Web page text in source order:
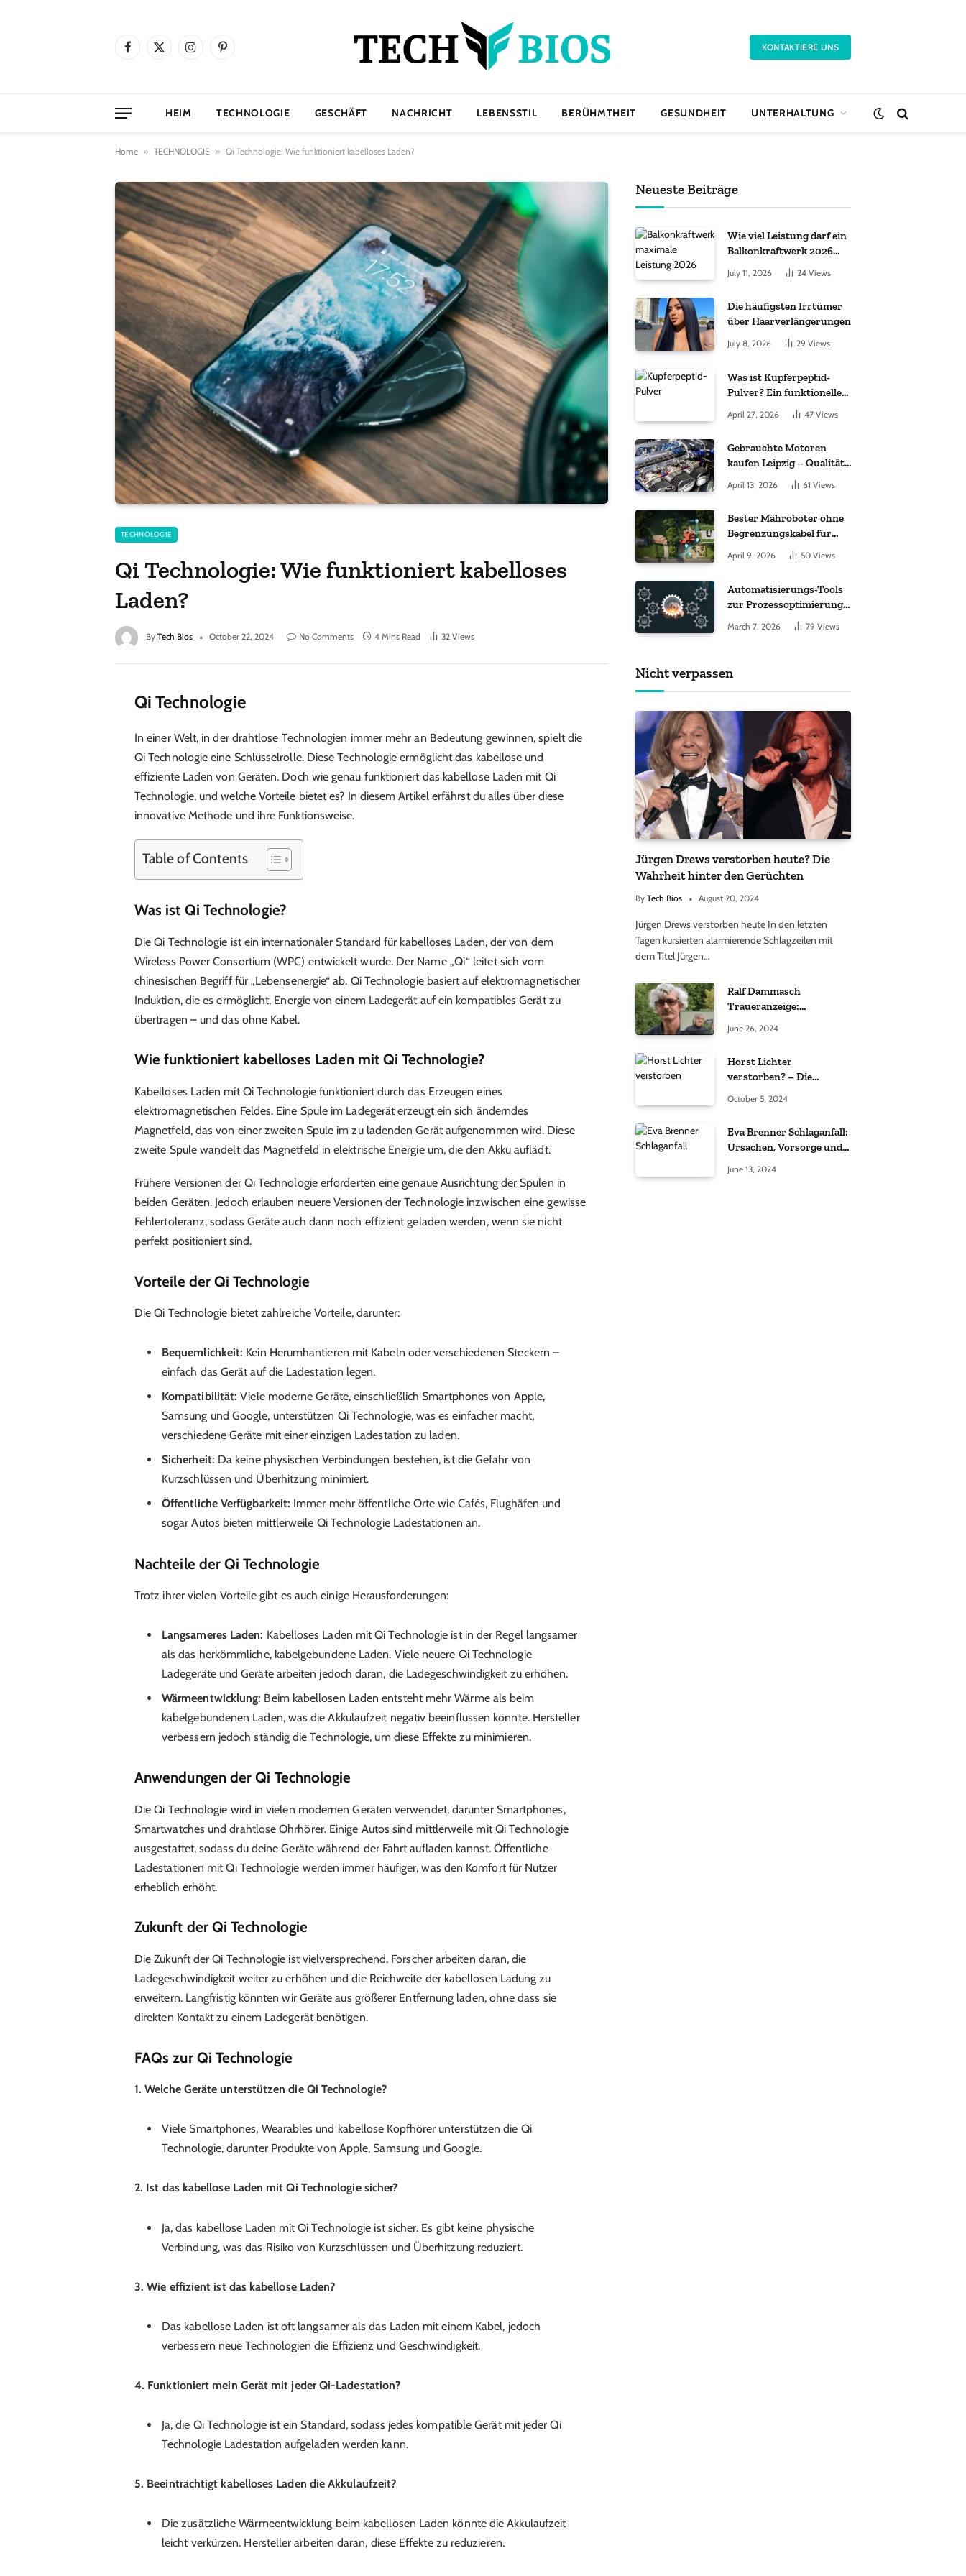
Facebook
X
InstagramPinterest KONTAKTIERE UNS
HEIM TECHNOLOGIE GESCHÄFT NACHRICHT LEBENSSTIL BERÜHMTHEIT GESUNDHEIT UNTERHALTUNG
Home » TECHNOLOGIE » Qi Technologie: Wie funktioniert kabelloses Laden?
TECHNOLOGIE
Qi Technologie: Wie funktioniert kabelloses
Laden?
By Tech Bios October 22, 2024 No Comments 4 Mins Read 32 Views
Qi Technologie
In einer Welt, in der drahtlose Technologien immer mehr an Bedeutung gewinnen, spielt die
Qi Technologie eine Schlüsselrolle. Diese Technologie ermöglicht das kabellose und
effiziente Laden von Geräten. Doch wie genau funktioniert das kabellose Laden mit Qi
Technologie, und welche Vorteile bietet es? In diesem Artikel erfährst du alles über diese
innovative Methode und ihre Funktionsweise.
Table of Contents
Was ist Qi Technologie?
Die Qi Technologie ist ein internationaler Standard für kabelloses Laden, der von dem
Wireless Power Consortium (WPC) entwickelt wurde. Der Name „Qi“ leitet sich vom
chinesischen Begriff für „Lebensenergie“ ab. Qi Technologie basiert auf elektromagnetischer
Induktion, die es ermöglicht, Energie von einem Ladegerät auf ein kompatibles Gerät zu
übertragen – und das ohne Kabel.
Wie funktioniert kabelloses Laden mit Qi Technologie?
Kabelloses Laden mit Qi Technologie funktioniert durch das Erzeugen eines
elektromagnetischen Feldes. Eine Spule im Ladegerät erzeugt ein sich änderndes
Magnetfeld, das von einer zweiten Spule im zu ladenden Gerät aufgenommen wird. Diese
zweite Spule wandelt das Magnetfeld in elektrische Energie um, die den Akku auflädt.
Frühere Versionen der Qi Technologie erforderten eine genaue Ausrichtung der Spulen in
beiden Geräten. Jedoch erlauben neuere Versionen der Technologie inzwischen eine gewisse
Fehlertoleranz, sodass Geräte auch dann noch effizient geladen werden, wenn sie nicht
perfekt positioniert sind.
Vorteile der Qi Technologie
Die Qi Technologie bietet zahlreiche Vorteile, darunter:
Bequemlichkeit: Kein Herumhantieren mit Kabeln oder verschiedenen Steckern –
einfach das Gerät auf die Ladestation legen.
Kompatibilität: Viele moderne Geräte, einschließlich Smartphones von Apple,
Samsung und Google, unterstützen Qi Technologie, was es einfacher macht,
verschiedene Geräte mit einer einzigen Ladestation zu laden.
Sicherheit: Da keine physischen Verbindungen bestehen, ist die Gefahr von
Kurzschlüssen und Überhitzung minimiert.
Öffentliche Verfügbarkeit: Immer mehr öffentliche Orte wie Cafés, Flughäfen und
sogar Autos bieten mittlerweile Qi Technologie Ladestationen an.
Nachteile der Qi Technologie
Trotz ihrer vielen Vorteile gibt es auch einige Herausforderungen:
Langsameres Laden: Kabelloses Laden mit Qi Technologie ist in der Regel langsamer
als das herkömmliche, kabelgebundene Laden. Viele neuere Qi Technologie
Ladegeräte und Geräte arbeiten jedoch daran, die Ladegeschwindigkeit zu erhöhen.
Wärmeentwicklung: Beim kabellosen Laden entsteht mehr Wärme als beim
kabelgebundenen Laden, was die Akkulaufzeit negativ beeinflussen könnte. Hersteller
verbessern jedoch ständig die Technologie, um diese Effekte zu minimieren.
Anwendungen der Qi Technologie
Die Qi Technologie wird in vielen modernen Geräten verwendet, darunter Smartphones,
Smartwatches und drahtlose Ohrhörer. Einige Autos sind mittlerweile mit Qi Technologie
ausgestattet, sodass du deine Geräte während der Fahrt aufladen kannst. Öffentliche
Ladestationen mit Qi Technologie werden immer häufiger, was den Komfort für Nutzer
erheblich erhöht.
Zukunft der Qi Technologie
Die Zukunft der Qi Technologie ist vielversprechend. Forscher arbeiten daran, die
Ladegeschwindigkeit weiter zu erhöhen und die Reichweite der kabellosen Ladung zu
erweitern. Langfristig könnten wir Geräte aus größerer Entfernung laden, ohne dass sie
direkten Kontakt zu einem Ladegerät benötigen.
FAQs zur Qi Technologie
1. Welche Geräte unterstützen die Qi Technologie?
Viele Smartphones, Wearables und kabellose Kopfhörer unterstützen die Qi
Technologie, darunter Produkte von Apple, Samsung und Google.
2. Ist das kabellose Laden mit Qi Technologie sicher?
Ja, das kabellose Laden mit Qi Technologie ist sicher. Es gibt keine physische
Verbindung, was das Risiko von Kurzschlüssen und Überhitzung reduziert.
3. Wie effizient ist das kabellose Laden?
Das kabellose Laden ist oft langsamer als das Laden mit einem Kabel, jedoch
verbessern neue Technologien die Effizienz und Geschwindigkeit.
4. Funktioniert mein Gerät mit jeder Qi-Ladestation?
Ja, die Qi Technologie ist ein Standard, sodass jedes kompatible Gerät mit jeder Qi
Technologie Ladestation aufgeladen werden kann.
5. Beeinträchtigt kabelloses Laden die Akkulaufzeit?
Die zusätzliche Wärmeentwicklung beim kabellosen Laden könnte die Akkulaufzeit
leicht verkürzen. Hersteller arbeiten daran, diese Effekte zu reduzieren.
Neueste Beiträge
Wie viel Leistung darf ein
Balkonkraftwerk 2026
July 11, 2026 24 Views
Die häufigsten Irrtümer
über Haarverlängerungen
July 8, 2026 29 Views
Was ist Kupferpeptid-
Pulver? Ein funktioneller
Komplex aus „kleinem
Molekül + Metall“
April 27, 2026 47 Views
Gebrauchte Motoren
kaufen Leipzig – Qualität,
Garantie und weltweite
Lieferung im Fokus
April 13, 2026 61 Views
Bester Mähroboter ohne
Begrenzungskabel für
kleine Gärten: Worauf es
bei 200 bis 500 m²
April 9, 2026 50 Views
Automatisierungs-Tools
zur Prozessoptimierung
im Einkauf: Wichtige
Funktionen, auf die Sie
March 7, 2026 79 Views
Nicht verpassen
Jürgen Drews verstorben heute? Die
Wahrheit hinter den Gerüchten
By Tech Bios August 20, 2024
Jürgen Drews verstorben heute In den letzten
Tagen kursierten alarmierende Schlagzeilen mit
dem Titel Jürgen…
Ralf Dammasch
Traueranzeige:
Informationen
June 26, 2024
Horst Lichter
verstorben? – Die
Gerüchten
October 5, 2024
Eva Brenner Schlaganfall:
Ursachen, Vorsorge und
June 13, 2024